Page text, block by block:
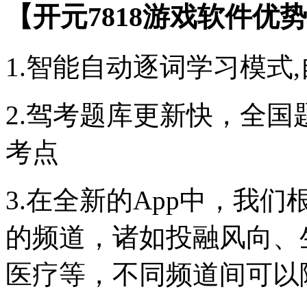
【开元7818游戏软件优
1.智能自动逐词学习模
2.驾考题库更新快，全
考点
3.在全新的App中，我们
的频道，诸如投融风向
医疗等，不同频道间可